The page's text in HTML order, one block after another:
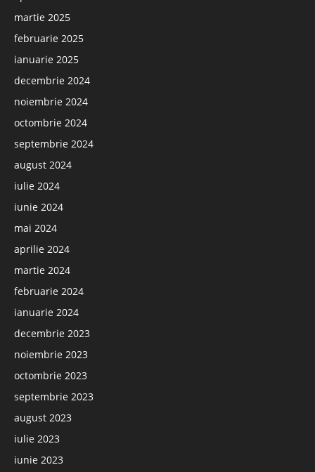
martie 2025
februarie 2025
ianuarie 2025
decembrie 2024
noiembrie 2024
octombrie 2024
septembrie 2024
august 2024
iulie 2024
iunie 2024
mai 2024
aprilie 2024
martie 2024
februarie 2024
ianuarie 2024
decembrie 2023
noiembrie 2023
octombrie 2023
septembrie 2023
august 2023
iulie 2023
iunie 2023